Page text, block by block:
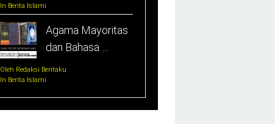
In Berita Islami
Agama Mayoritas
dan Bahasa …
Oleh Redaksi Beritaku
In Berita Islami